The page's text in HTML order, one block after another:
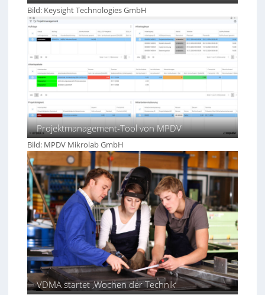
r
i
d
d
u
t
r
0
Bild: Keysight Technologies GmbH
Projektmanagement-Tool von MPDV
Bild: MPDV Mikrolab GmbH
VDMA startet ‚Wochen der Technik‘